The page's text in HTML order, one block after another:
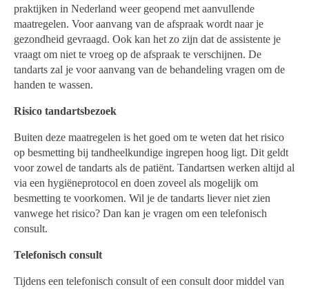
praktijken in Nederland weer geopend met aanvullende
maatregelen. Voor aanvang van de afspraak wordt naar je
gezondheid gevraagd. Ook kan het zo zijn dat de assistente je
vraagt om niet te vroeg op de afspraak te verschijnen. De
tandarts zal je voor aanvang van de behandeling vragen om de
handen te wassen.
Risico tandartsbezoek
Buiten deze maatregelen is het goed om te weten dat het risico
op besmetting bij tandheelkundige ingrepen hoog ligt. Dit geldt
voor zowel de tandarts als de patiënt. Tandartsen werken altijd al
via een hygiëneprotocol en doen zoveel als mogelijk om
besmetting te voorkomen. Wil je de tandarts liever niet zien
vanwege het risico? Dan kan je vragen om een telefonisch
consult.
Telefonisch consult
Tijdens een telefonisch consult of een consult door middel van